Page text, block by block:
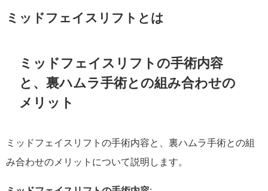
ミッドフェイスリフトとは
ミッドフェイスリフトの手術内容
と、裏ハムラ手術との組み合わせの
メリット
ミッドフェイスリフトの手術内容と、裏ハムラ手術との組
み合わせのメリットについて説明します。